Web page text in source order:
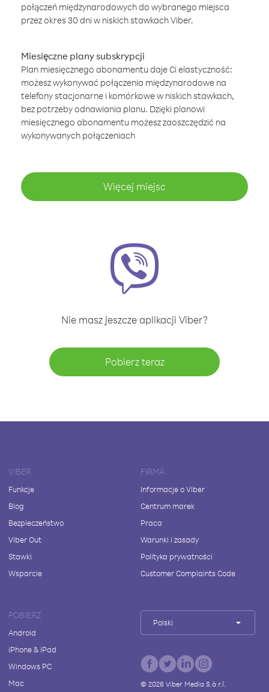
połączeń międzynarodowych do wybranego miejsca
przez okres 30 dni w niskich stawkach Viber.
Miesięczne plany subskrypcji
Plan miesięcznego abonamentu daje Ci elastyczność:
możesz wykonywać połączenia międzynarodowe na
telefony stacjonarne i komórkowe w niskich stawkach,
bez potrzeby odnawiania planu. Dzięki planowi
miesięcznego abonamentu możesz zaoszczędzić na
wykonywanych połączeniach
Więcej miejsc
Nie masz jeszcze aplikacji Viber?
Pobierz teraz
VIBER
Funkcje
Blog
Bezpieczeństwo
Viber Out
Stawki
Wsparcie
FIRMA
Informacje o Viber
Centrum marek
Praca
Warunki i zasady
Polityka prywatności
Customer Complaints Code
POBIERZ
Android
iPhone & iPad
Windows PC
Mac
Polski
© 2026Viber Media S.à r.l.